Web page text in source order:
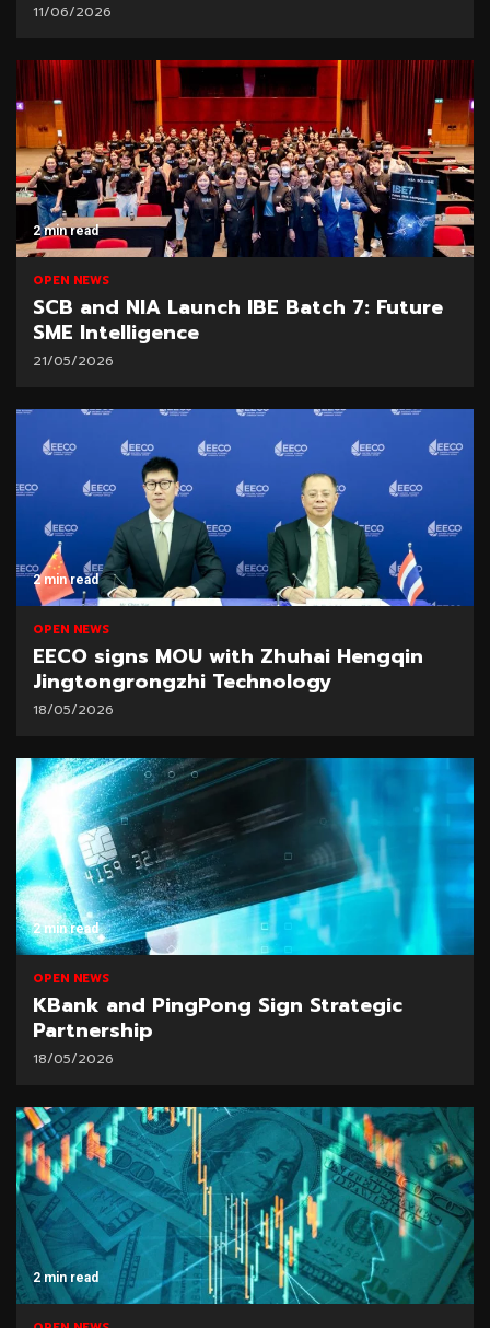
11/06/2026
2 min read
OPEN NEWS
SCB and NIA Launch IBE Batch 7: Future
SME Intelligence
21/05/2026
2 min read
OPEN NEWS
EECO signs MOU with Zhuhai Hengqin
Jingtongrongzhi Technology
18/05/2026
2 min read
OPEN NEWS
KBank and PingPong Sign Strategic
Partnership
18/05/2026
2 min read